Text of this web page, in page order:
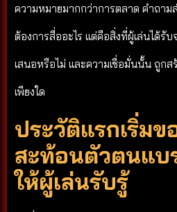
ความหมายมากกว่าการตลาด คำถาม
ต้องการสื่ออะไร แต่คือสิ่งที่ผู้เล่นได้รั
เสนอหรือไม่ และความเชื่อมั่นนั้น ถูกส
เพียงใด
ประวัติแรกเริ่มข
สะท้อนตัวตนแ
ให้ผู้เล่นรับรู้